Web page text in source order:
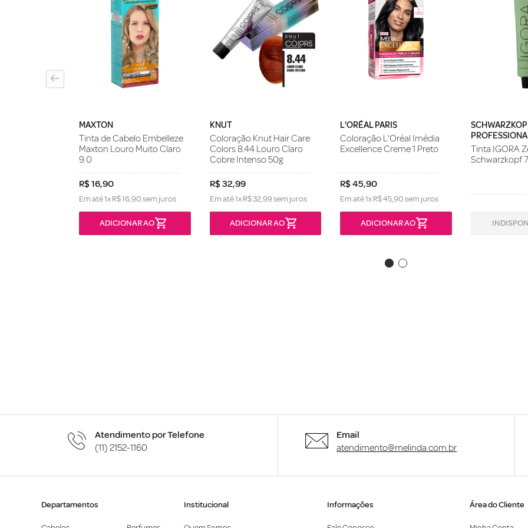
MAXTON
Tinta de Cabelo Embelleze
Maxton Louro Muito Claro
9.0
R$16,90
Em até1xR$16,90sem juros
ADICIONAR AO
KNUT
Coloração Knut Hair Care
Colors 8.44 Louro Claro
Cobre Intenso 50g
R$32,99
Em até1xR$32,99sem juros
ADICIONAR AO
L'ORÉAL PARIS
Coloração L'Oréal Imédia
Excellence Creme 1 Preto
R$45,90
Em até1xR$45,90sem juros
ADICIONAR AO
Tinta IGORA
Schwarzkopf
Atendimento por Telefone
(11) 2152-1160
Email
atendimento@melinda.com.br
Departamentos Institucional Informações Área do Cliente